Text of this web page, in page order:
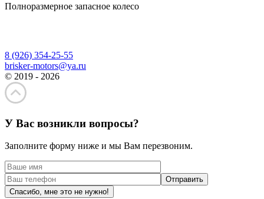
Полноразмерное запасное колесо
8 (926) 354-25-55
brisker-motors@ya.ru
© 2019 - 2026
У Вас возникли вопросы?
Заполните форму ниже и мы Вам перезвоним.
Спасибо, мне это не нужно!